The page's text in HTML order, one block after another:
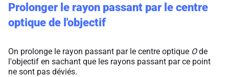
Prolonger le rayon passant par le centre
optique de l'objectif
On prolonge le rayon passant par le centre optique Ode
l'objectif en sachant que les rayons passant par ce point
ne sont pas déviés.